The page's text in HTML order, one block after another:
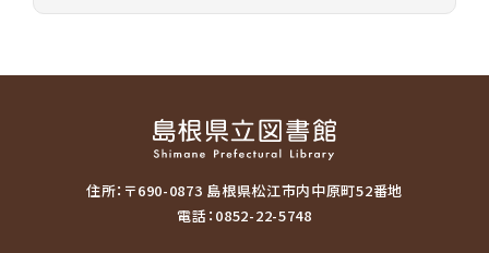
住所：〒690-0873 島根県松江市内中原町52番地
電話：0852-22-5748